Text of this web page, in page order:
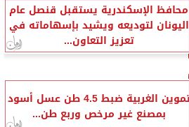
محافظ الإسكندرية يستقبل قنصل عام
اليونان لتوديعه ويشيد بإسهاماته في
تعزيز التعاون...
تموين الغربية ضبط 4.5 طن عسل أسود
بمصنع غير مرخص وربع طن...